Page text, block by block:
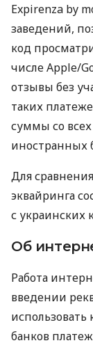
Expirenza by
заведений,
код
числе Apple/
отзывы без
таких
суммы со всех
иностранных
Для
эквайринга
с украинских
Об
Работа
введении
банков